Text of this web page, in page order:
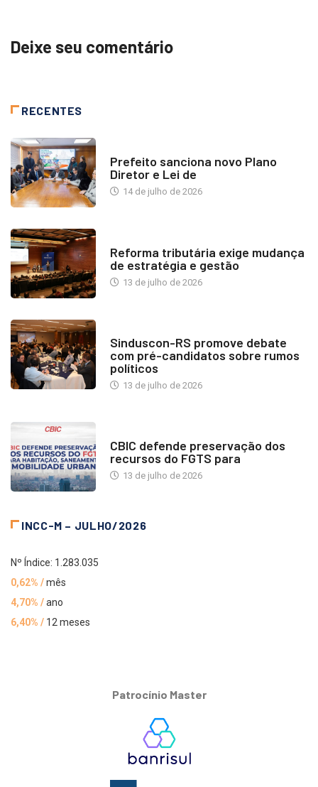
Deixe seu comentário
RECENTES
Prefeito sanciona novo Plano
Diretor e Lei de
14 de julho de 2026
Reforma tributária exige mudança
de estratégia e gestão
13 de julho de 2026
Sinduscon-RS promove debate
com pré-candidatos sobre rumos
políticos
13 de julho de 2026
CBIC defende preservação dos
recursos do FGTS para
13 de julho de 2026
INCC-M – JULHO/2026
Nº Índice: 1.283.035
0,62% /mês
4,70% /ano
6,40% / 12 meses
Patrocínio Master